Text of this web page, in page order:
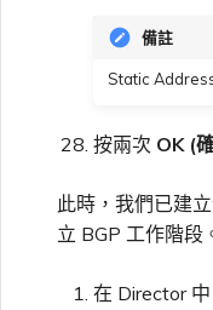
備註
Static
按兩次 OK (
此時，我們已建
立 BGP 工作階段
在 Director